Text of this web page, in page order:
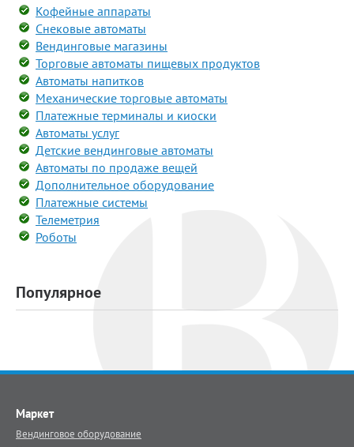
Кофейные аппараты
Снековые автоматы
Вендинговые магазины
Торговые автоматы пищевых продуктов
Автоматы напитков
Механические торговые автоматы
Платежные терминалы и киоски
Автоматы услуг
Детские вендинговые автоматы
Автоматы по продаже вещей
Дополнительное оборудование
Платежные системы
Телеметрия
Роботы
Популярное
Маркет
Вендинговое оборудование